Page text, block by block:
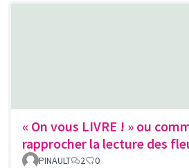
« On vous LIVRE ! » ou
rapprocher la lecture des
PINAULT 2 0